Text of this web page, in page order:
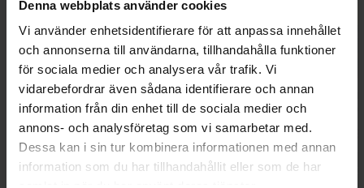
Denna webbplats använder cookies
Vi använder enhetsidentifierare för att anpassa innehållet
och annonserna till användarna, tillhandahålla funktioner
för sociala medier och analysera vår trafik. Vi
vidarebefordrar även sådana identifierare och annan
information från din enhet till de sociala medier och
annons- och analysföretag som vi samarbetar med.
Dessa kan i sin tur kombinera informationen med annan
information som du har tillhandahållit eller som de har
Chapz Long Chips Paprika Flavour 75g
2.99 EUR
Osta
Cheetos Cheddar
4 EUR